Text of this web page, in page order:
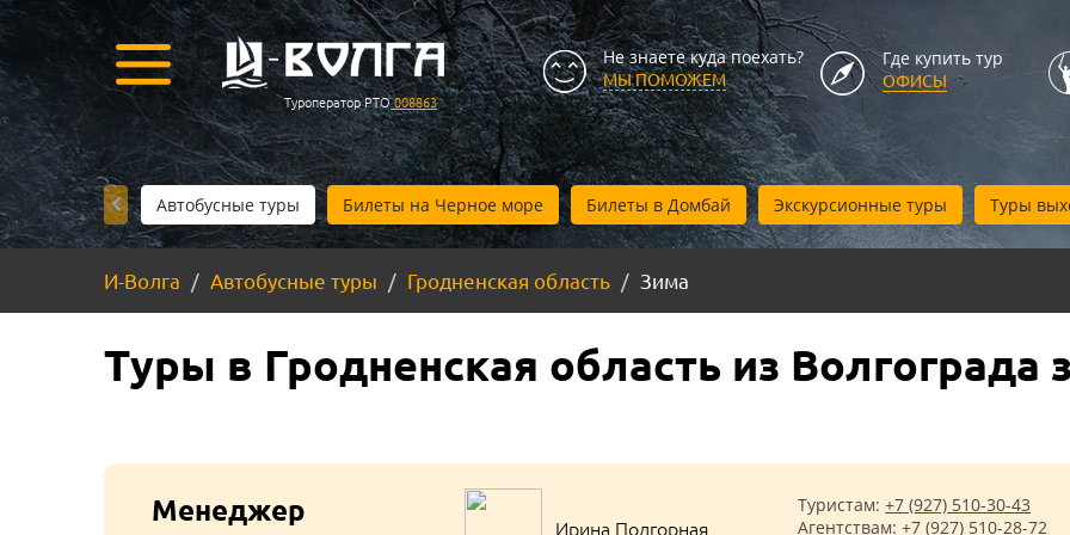
Туроператор РТО008863
Не знаете куда поехать?
МЫ ПОМОЖЕМ
Где купить тур
ОФИСЫ
Автобусные туры Билеты на Черное море Билеты в Домбай Экскурсионные туры Туры
И-Волга Автобусные туры Гродненская область Зима
Туры в Гродненская область из Волгограда
Менеджер
Ирина Подгорная
Туристам:+7 (927) 510-30-43
Агентствам:+7 (927) 510-28-72